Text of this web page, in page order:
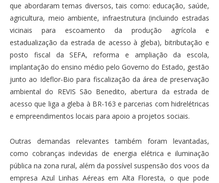
que abordaram temas diversos, tais como: educação, saúde,
agricultura, meio ambiente, infraestrutura (incluindo estradas
vicinais para escoamento da produção agrícola e
estadualização da estrada de acesso à gleba), bitributação e
posto fiscal da SEFA, reforma e ampliação da escola,
implantação do ensino médio pelo Governo do Estado, gestão
junto ao Ideflor-Bio para fiscalização da área de preservação
ambiental do REVIS São Benedito, abertura da estrada de
acesso que liga a gleba à BR-163 e parcerias com hidrelétricas
e empreendimentos locais para apoio a projetos sociais.
Outras demandas relevantes também foram levantadas,
como cobranças indevidas de energia elétrica e iluminação
pública na zona rural, além da possível suspensão dos voos da
empresa Azul Linhas Aéreas em Alta Floresta, o que pode